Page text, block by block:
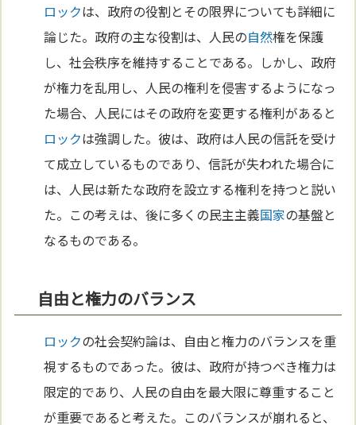
ロックは、政府の役割とその限界についても詳細に
論じた。政府の主な役割は、人民の自然権を保護
し、社会秩序を維持することである。しかし、政府
が権力を乱用し、人民の権利を侵害するようになっ
た場合、人民にはその政府を変更する権利があると
ロックは強調した。彼は、政府は人民の信託を受け
て成立しているものであり、信託が失われた場合に
は、人民は新たな政府を設立する権利を持つと説い
た。この考えは、後に多くの民主主義国家の基盤と
なるものである。
自由と権力のバランス
ロックの社会契約論は、自由と権力のバランスを重
視するものであった。彼は、政府が持つべき権力は
限定的であり、人民の自由を最大限に尊重すること
が重要であると考えた。このバランスが崩れると、